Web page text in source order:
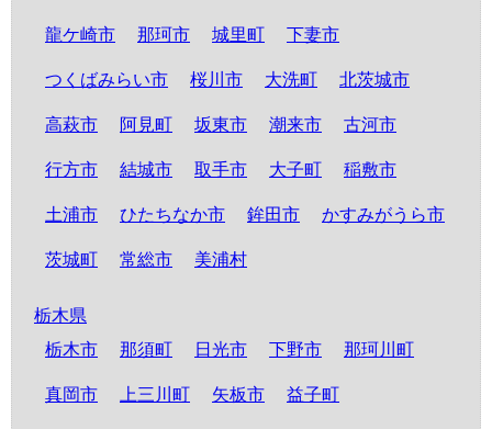
龍ケ崎市 那珂市 城里町 下妻市
つくばみらい市 桜川市 大洗町 北茨城市
高萩市 阿見町 坂東市 潮来市 古河市
行方市 結城市 取手市 大子町 稲敷市
土浦市 ひたちなか市 鉾田市 かすみがうら市
茨城町 常総市 美浦村
栃木県
栃木市
那須町 日光市 下野市 那珂川町
真岡市 上三川町 矢板市 益子町